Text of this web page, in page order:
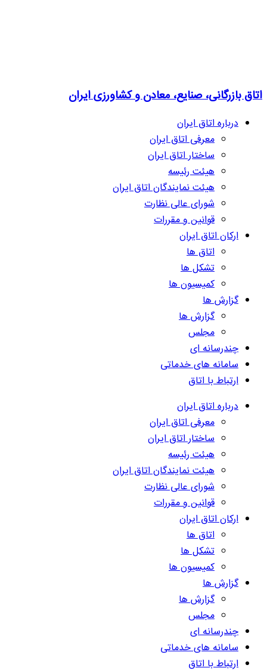
اتاق بازرگانی، صنایع، معادن و کشاورزی ایران
درباره اتاق ایران
معرفی اتاق ایران
ساختار اتاق ایران
هیئت رئیسه
هیئت نمایندگان اتاق ایران
شورای عالی نظارت
قوانین و مقررات
ارکان اتاق ایران
اتاق ها
تشکل ها
کمیسیون ها
گزارش ها
گزارش ها
مجلس
چندرسانه ای
سامانه های خدماتی
ارتباط با اتاق
درباره اتاق ایران
معرفی اتاق ایران
ساختار اتاق ایران
هیئت رئیسه
هیئت نمایندگان اتاق ایران
شورای عالی نظارت
قوانین و مقررات
ارکان اتاق ایران
اتاق ها
تشکل ها
کمیسیون ها
گزارش ها
گزارش ها
مجلس
چندرسانه ای
سامانه های خدماتی
ارتباط با اتاق